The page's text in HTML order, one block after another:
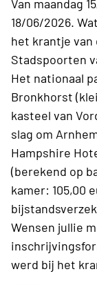
Van maandag
18/06/2026.
het krantje
Stadspoorten
Het nationaal
Bronkhorst
kasteel van
slag om
Hampshire
(berekend op
kamer: 105,00
Wensen jullie
werd bij het